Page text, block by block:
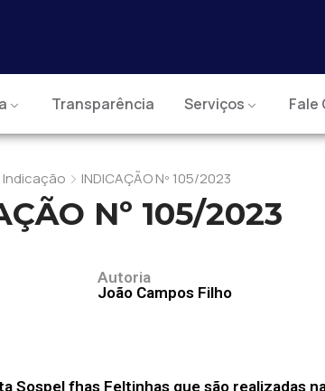
Transparência Serviços Fale
Indicação INDICAÇÃO Nº 105/2023
Nº 105/2023
Autoria
João Campos Filho
Sospel fhas Feltinhas que são realizadas